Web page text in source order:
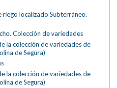
riego localizado Subterráneo.
Colección de variedades
la colección de variedades de
de Segura)
la colección de variedades de
de Segura)